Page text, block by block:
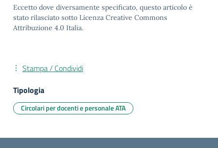
Eccetto dove diversamente specificato, questo articolo è
stato rilasciato sotto Licenza Creative Commons
Attribuzione 4.0 Italia.
Stampa / Condividi
Tipologia
Circolari per docenti e personale ATA